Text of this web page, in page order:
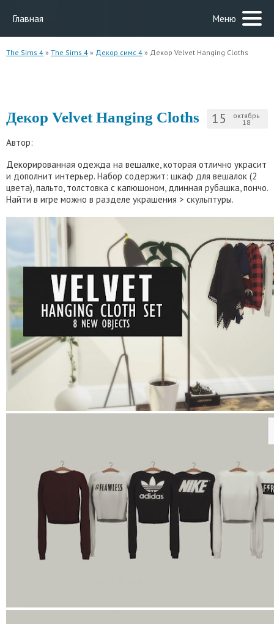
Главная Меню
The Sims 4 » The Sims 4 » Декор симс 4 » Декор Velvet Hanging Cloths
15 октябрь
18
Декор Velvet Hanging Cloths
Автор:
Декорированная одежда на вешалке, которая отлично украсит
и дополнит интерьер. Набор содержит: шкаф для вешалок (2
цвета), пальто, толстовка с капюшоном, длинная рубашка, пончо.
Найти в игре можно в разделе украшения > скульптуры.